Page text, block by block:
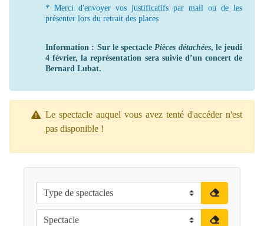
* Merci d'envoyer vos justificatifs par mail ou de les
présenter lors du retrait des places
Information : Sur le spectaclePièces détachées, le jeudi
4 février, la représentation sera suivie d’un concert de
Bernard Lubat.
Le spectacle auquel vous avez tenté d'accéder n'est
pas disponible !